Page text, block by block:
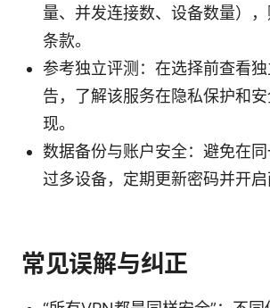
量、并发连接数、设备数量）
条款。
参考独立评测：在选择前查看
告，了解该服务在隐私保护和
现。
数据备份与账户安全：避免在
过多设备，定期更新密码并开启
常见误解与纠正